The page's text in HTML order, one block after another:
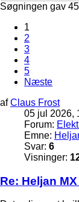
Søgningen gav
1
2
3
4
5
Næste
afClaus Frost
05 jul 2026,
Forum:
Emne:
Svar: 6
Visninger:
Re: Heljan